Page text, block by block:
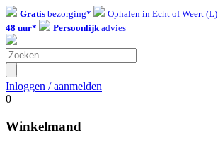
Gratis bezorging* Ophalen in Echt of Weert (L)
48 uur*
Persoonlijkadvies
Inloggen / aanmelden
0
Winkelmand